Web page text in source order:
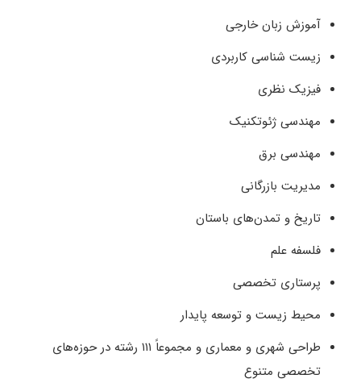
آموزش زبان خارجی
زیست‌ شناسی کاربردی
فیزیک نظری
مهندسی ژئوتکنیک
مهندسی برق
مدیریت بازرگانی
تاریخ و تمدن‌های باستان
فلسفه علم
پرستاری تخصصی
محیط‌ زیست و توسعه پایدار
طراحی شهری و معماری و مجموعاً ۱۱۱ رشته در حوزه‌های
تخصصی متنوع